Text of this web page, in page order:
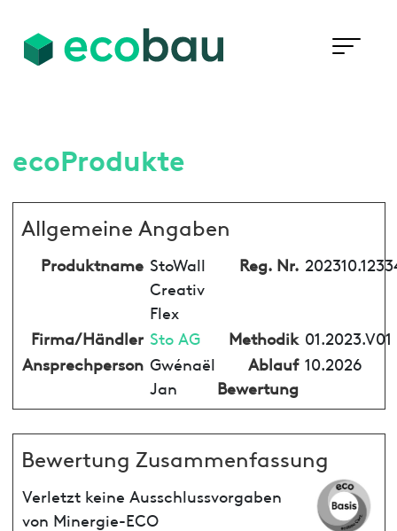
ecoProdukte
Allgemeine Angaben
Produktname StoWall
Creativ
Flex
Reg. Nr.
Firma/Händler Sto AG Methodik 01.2023.V01
Ansprechperson Gwénaël
Jan
Ablauf
Bewertung
10.2026
Bewertung Zusammenfassung
Verletzt keine Ausschlussvorgaben
von Minergie-ECO